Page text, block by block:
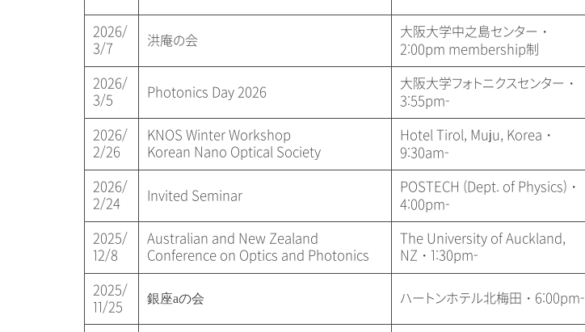
2026/
3/7
洪庵の会
大阪大学中之島センター・
2:00pm membership制
2026/
3/5
Photonics Day 2026
大阪大学フォトニクスセンター・
3:55pm-
2026/
2/26
KNOS Winter Workshop
Korean Nano Optical Society
Hotel Tirol, Muju, Korea・
9:30am-
2026/
2/24
Invited Seminar
POSTECH (Dept. of Physics)・
4:00pm-
2025/
12/8
Australian and New Zealand
Conference on Optics and Photonics
The University of Auckland,
NZ・1:30pm-
2025/
11/25
銀座aの会 ハートンホテル北梅田・6:00pm-